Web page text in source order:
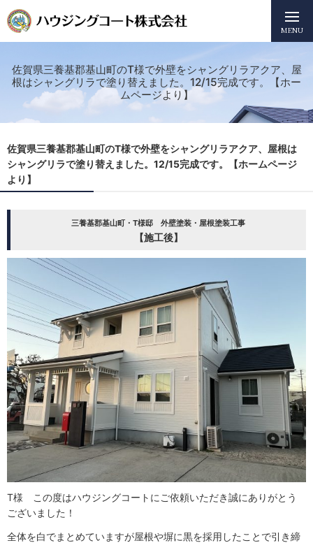
MENU
佐賀県三養基郡基山町のT様で外壁をシャングリラアクア、屋
根はシャングリラで塗り替えました。12/15完成です。【ホー
ムページより】
佐賀県三養基郡基山町のT様で外壁をシャングリラアクア、屋根は
シャングリラで塗り替えました。12/15完成です。【ホームページ
より】
三養基郡基山町・T様邸 外壁塗装・屋根塗装工事
【施工後】
T様 この度はハウジングコートにご依頼いただき誠にありがとう
ございました！
全体を白でまとめていますが屋根や塀に黒を採用したことで引き締